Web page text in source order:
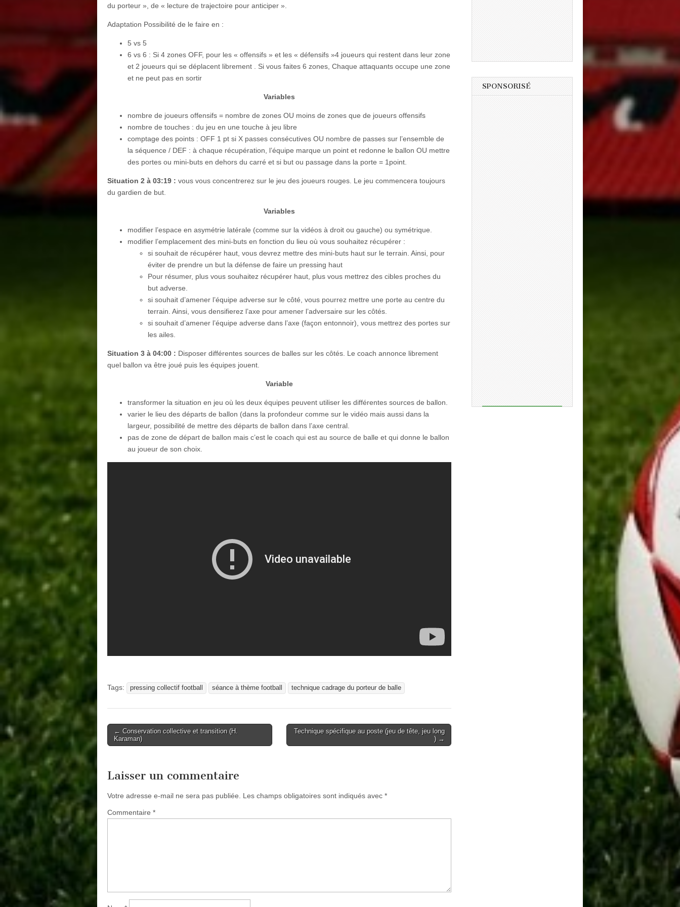
du porteur », de « lecture de trajectoire pour anticiper ».
Adaptation Possibilité de le faire en :
5 vs 5
6 vs 6 : Si 4 zones OFF, pour les « offensifs » et les « défensifs »4 joueurs qui restent dans leur zone
et 2 joueurs qui se déplacent librement . Si vous faites 6 zones, Chaque attaquants occupe une zone
et ne peut pas en sortir
Variables
nombre de joueurs offensifs = nombre de zones OU moins de zones que de joueurs offensifs
nombre de touches : du jeu en une touche à jeu libre
comptage des points : OFF 1 pt si X passes consécutives OU nombre de passes sur l’ensemble de
la séquence / DEF : à chaque récupération, l’équipe marque un point et redonne le ballon OU mettre
des portes ou mini-buts en dehors du carré et si but ou passage dans la porte = 1point.
Situation 2 à 03:19 : vous vous concentrerez sur le jeu des joueurs rouges. Le jeu commencera toujours
du gardien de but.
Variables
modifier l’espace en asymétrie latérale (comme sur la vidéos à droit ou gauche) ou symétrique.
modifier l’emplacement des mini-buts en fonction du lieu où vous souhaitez récupérer :
si souhait de récupérer haut, vous devrez mettre des mini-buts haut sur le terrain. Ainsi, pour
éviter de prendre un but la défense de faire un pressing haut
Pour résumer, plus vous souhaitez récupérer haut, plus vous mettrez des cibles proches du
but adverse.
si souhait d’amener l’équipe adverse sur le côté, vous pourrez mettre une porte au centre du
terrain. Ainsi, vous densifierez l’axe pour amener l’adversaire sur les côtés.
si souhait d’amener l’équipe adverse dans l’axe (façon entonnoir), vous mettrez des portes sur
les ailes.
Situation 3 à 04:00 : Disposer différentes sources de balles sur les côtés. Le coach annonce librement
quel ballon va être joué puis les équipes jouent.
Variable
transformer la situation en jeu où les deux équipes peuvent utiliser les différentes sources de ballon.
varier le lieu des départs de ballon (dans la profondeur comme sur le vidéo mais aussi dans la
largeur, possibilité de mettre des départs de ballon dans l’axe central.
pas de zone de départ de ballon mais c’est le coach qui est au source de balle et qui donne le ballon
au joueur de son choix.
Tags: pressing collectif football séance à thème football technique cadrage du porteur de balle
Post
navigation
← Conservation collective et transition (H.
Karaman)
Technique spécifique au poste (jeu de tête, jeu long
) →
Laisser un commentaire
Votre adresse e-mail ne sera pas publiée. Les champs obligatoires sont indiqués avec *
Commentaire *
SPONSORISÉ